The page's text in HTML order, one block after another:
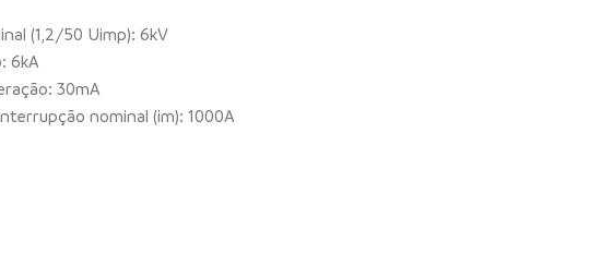
(1,2/50 Uimp): 6kV
6kA
30mA
nominal (im): 1000A